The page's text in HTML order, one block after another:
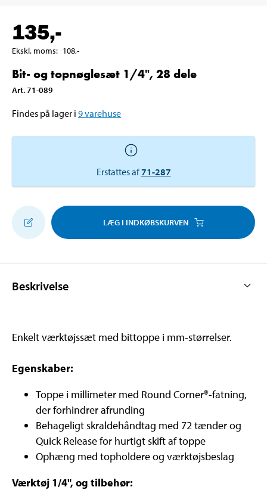
135,-
Ekskl. moms: 108,-
Bit- og topnøglesæt 1/4", 28 dele
Art.71-089
Findes på lager i 9varehuse
Erstattes af71-287
LÆG I INDKØBSKURVEN
Beskrivelse
Enkelt værktøjssæt med bittoppe i mm-størrelser.
Egenskaber:
Toppe i millimeter med Round Corner®-fatning,
der forhindrer afrunding
Behageligt skraldehåndtag med 72 tænder og
Quick Release for hurtigt skift af toppe
Ophæng med topholdere og værktøjsbeslag
Værktøj 1/4", og tilbehør: